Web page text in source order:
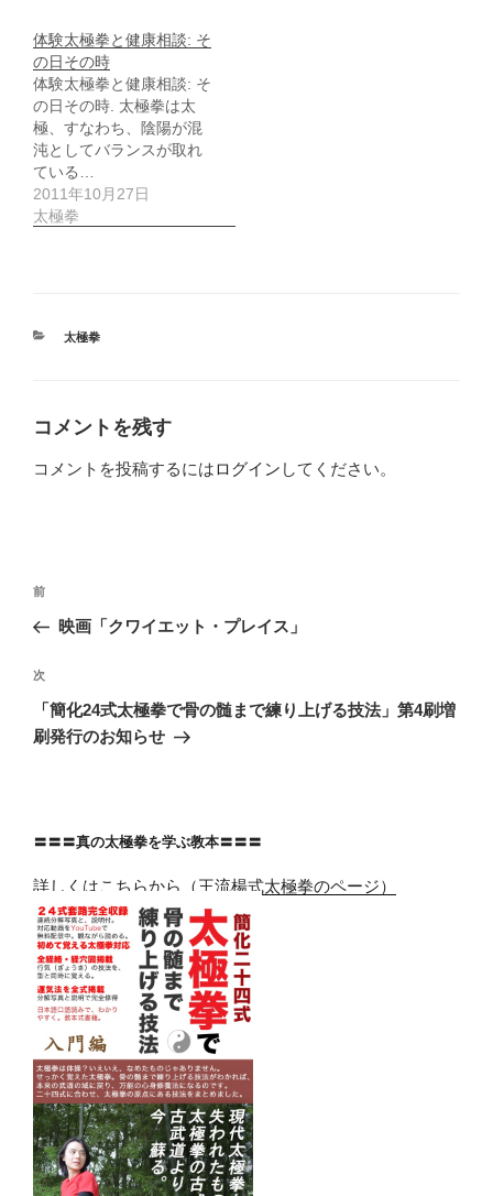
体験太極拳と健康相談: そ
の日その時
体験太極拳と健康相談: そ
の日その時. 太極拳は太
極、すなわち、陰陽が混
沌としてバランスが取れ
ている…
2011年10月27日
太極拳
カ
太極拳
コメントを残す
コメントを投稿するにはログイン してください。
投
ナ
ビ
ゲ
ー
前
の
稿
前
映画「クワイエット・プレイス」
次
の
投
次
「簡化24式太極拳で骨の髄まで練り上げる技法」第4刷増
刷発行のお知らせ
〓〓〓真の太極拳を学ぶ教本〓〓〓
詳しくはこちらから（王流楊式太極拳のページ）